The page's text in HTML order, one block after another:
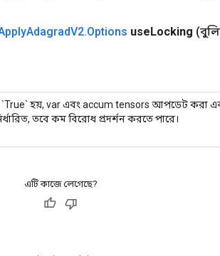
AdagradV2.Options useLocking
`True` হয়, var এবং accum tensors আপডেট করা
তবে কম বিরোধ প্রদর্শন করতে পারে।
এটি কাজে লেগেছে?